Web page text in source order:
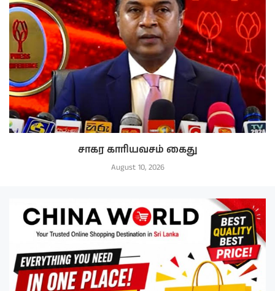
சாகர காரியவசம் கைது
August 10, 2026